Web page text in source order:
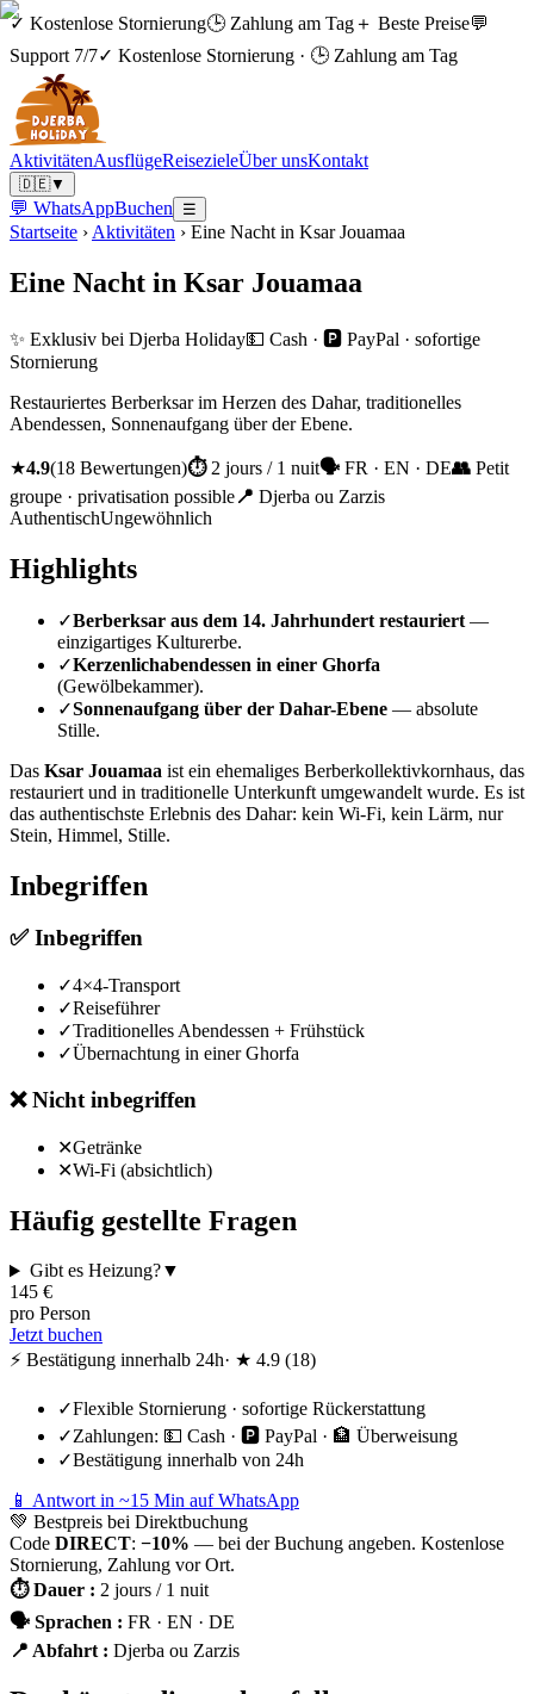
✓ Kostenlose Stornierung🕒 Zahlung am Tag＋ Beste Preise💬
Support 7/7✓ Kostenlose Stornierung · 🕒 Zahlung am Tag
AktivitätenAusflügeReisezieleÜber unsKontakt
🇩🇪▼
💬 WhatsAppBuchen ☰
Startseite › Aktivitäten › Eine Nacht in Ksar Jouamaa
Eine Nacht in Ksar Jouamaa
✨ Exklusiv bei Djerba Holiday💵 Cash · 🅿️ PayPal · sofortige
Stornierung
Restauriertes Berberksar im Herzen des Dahar, traditionelles
Abendessen, Sonnenaufgang über der Ebene.
★4.9(18 Bewertungen)⏱ 2 jours / 1 nuit🗣 FR · EN · DE👥 Petit
groupe · privatisation possible📍 Djerba ou Zarzis
AuthentischUngewöhnlich
Highlights
✓Berberksar aus dem 14. Jahrhundert restauriert —
einzigartiges Kulturerbe.
✓Kerzenlichabendessen in einer Ghorfa
(Gewölbekammer).
✓Sonnenaufgang über der Dahar-Ebene — absolute
Stille.
Das Ksar Jouamaa ist ein ehemaliges Berberkollektivkornhaus, das
restauriert und in traditionelle Unterkunft umgewandelt wurde. Es ist
das authentischste Erlebnis des Dahar: kein Wi-Fi, kein Lärm, nur
Stein, Himmel, Stille.
Inbegriffen
✅Inbegriffen
✓4×4-Transport
✓Reiseführer
✓Traditionelles Abendessen + Frühstück
✓Übernachtung in einer Ghorfa
❌Nicht inbegriffen
✕Getränke
✕Wi-Fi (absichtlich)
Häufig gestellte Fragen
Gibt es Heizung?▼
145 €
pro Person
Jetzt buchen
⚡ Bestätigung innerhalb 24h· ★ 4.9 (18)
✓Flexible Stornierung · sofortige Rückerstattung
✓Zahlungen: 💵 Cash · 🅿️ PayPal · 🏦 Überweisung
✓Bestätigung innerhalb von 24h
📱 Antwort in ~15 Min auf WhatsApp
💚 Bestpreis bei Direktbuchung
Code DIRECT: −10% — bei der Buchung angeben. Kostenlose
Stornierung, Zahlung vor Ort.
⏱Dauer : 2 jours / 1 nuit
🗣 Sprachen : FR · EN · DE
📍 Abfahrt: Djerba ou Zarzis